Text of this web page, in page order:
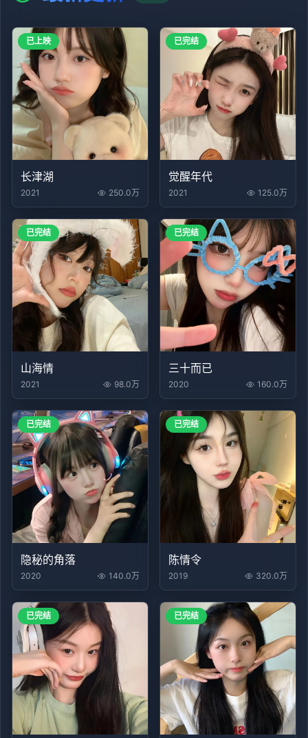
已上映
长津湖
2021 250.0万
已完结
觉醒年代
2021 125.0万
已完结
山海情
2021 98.0万
已完结
三十而已
2020 160.0万
已完结
隐秘的角落
2020 140.0万
已完结
陈情令
2019 320.0万
已完结 已完结